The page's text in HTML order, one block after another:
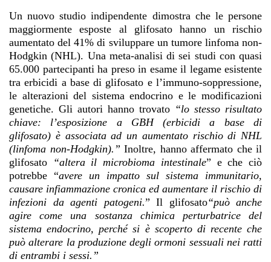
Un nuovo studio indipendente dimostra che le persone
maggiormente esposte al glifosato hanno un rischio
aumentato del 41% di sviluppare un tumore linfoma non-
Hodgkin (NHL). Una meta-analisi di sei studi con quasi
65.000 partecipanti ha preso in esame il legame esistente
tra erbicidi a base di glifosato e l’immuno-soppressione,
le alterazioni del sistema endocrino e le modificazioni
genetiche. Gli autori hanno trovato “lo stesso risultato
chiave: l’esposizione a GBH (erbicidi a base di
glifosato) è associata ad un aumentato rischio di NHL
(linfoma non-Hodgkin).” Inoltre, hanno affermato che il
glifosato “altera il microbioma intestinale” e che ciò
potrebbe “avere un impatto sul sistema immunitario,
causare infiammazione cronica ed aumentare il rischio di
infezioni da agenti patogeni.” Il glifosato“può anche
agire come una sostanza chimica perturbatrice del
sistema endocrino, perché si è scoperto di recente che
può alterare la produzione degli ormoni sessuali nei ratti
di entrambi i sessi.”